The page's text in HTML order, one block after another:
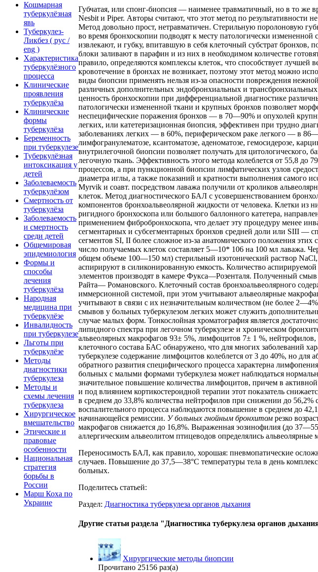
Кошмарная
туберкулёзная
явь
Туберкулез-
Ликбез ( рус /
eng )
Характеристика
туберкулёзного
процесса
Клинические
проявления
туберкулёза
Клинические
формы
туберкулёза
Беременность
при туберкулезе
Туберкулёзная
интоксикация у
детей
Заболеваемость
туберкулёзом
Смертность от
туберкулёза
Заболеваемость
и смертность
среди детей
Общемировая
эпидемиология
Формы и
способы
лечения
туберкулёза
Народная
медицина при
туберкулёзе
Инвалидность
при туберкулезе
Льготы при
туберкулёзе
Методы
диагностики
туберкулеза
Методы и
схемы лечения
туберкулеза
Хирургическое
вмешательство
Этические и
правовые
особенности
Национальная
стратегия
борьбы в
России
Марш Коха по
Украине
Губчатая, или спонг-биопсия — наименее травматичный, но в то же
Nesbit и Piper. Авторы считают, что этот метод по
Метод довольно прост, нетравматичен. Стерильную поролоновую
во время бронхоскопии подводят к месту патологически
извлекают, и губку, впитавшую в себя клеточный субстрат бронхов,
блоки заливают в парафин и из них в необходимом количестве
правило, определяются комплексы клеток, что способствует
кровотечение в бронхах не возникает, поэтому этот метод можно
виды биопсии применять нельзя из-за опасности повреждения
различных дополнительных эндобронхиальных и
ценность бронхоскопии при дифференциальной диагностике
патологически измененной ткани и крупных бронхов позволяет
неспецифические поражения бронхов — в 70—90% и опухолей
легких, или катетеризационная биопсия, эффективен при трудно
заболеваниях легких — в 60%, периферическом раке легкого — в
лимфогранулематозе, ксантоматозе, аденоматозе, гемосидерозе,
внутрилегочной биопсии позволяет получать для цитологического,
легочную ткань. Эффективность этого метода колеблется от 55,8
процессов, а при пункционной биопсии лимфатических узлов
диаметра иглы, а также показаний и кратности выполнения самого
Myrvik и соавт. посредством лаважа получили от кроликов
клеток. Метод диагностического БАЛ с усовершенствованием
компонентов бронхоальвеолярной жидкости от человека. Клетки из
ригидного бронхоскопа или большого баллонного катетера,
применением фибробронхоскопа, что делает эту процедуру менее
сегментарных и субсегментарных бронхов средней доли или SIII —
сегментов SI, II более сложное из-за анатомического положения
число получаемых клеток составляет 5—10* 106 на 100 мл лаважа.
общем объеме 100—150 мл) стерильный изотонический раствор
аспирируют в силиконированную емкость. Количество
элементов производят в камере Фукса—Розенталя. Полученный
Райта— Романовского. Клеточный состав бронхоальвеолярного
иммерсионной системой, при этом учитывают альвеолярные
учитывают в связи с их незначительным количеством (не более
смывов у больных туберкулезом легких может служить
случае малых форм. Тонкослойная хроматография является
липидного спектра при легочном туберкулезе и хроническом
альвеолярных макрофагов 93± 5%, лимфоцитов 7± 1 %,
клеточного состава БАС обнаружено, что для многих заболеваний
туберкулезе содержание лимфоцитов колеблется от 3 до 40%, но
обратного развития специфического процесса характерна
больных с малыми формами туберкулеза может наблюдаться
значительное повышение количества лимфоцитов, причем в
и под влиянием кортикостероидной терапии этот показатель
в среднем до 33,8% количества нейтрофилов при снижении до
воспалительного процесса наблюдаются повышение в среднем до
начинающейся ремиссии. У больных гнойным бронхитом резко
макрофагов снижается до 16,8%. Выраженная эозинофилия (до
аллергическим альвеолитом птицеводов определялись
Переносимость БАЛ, как правило, хорошая: пневмопатические
случаев. Повышение до 37,5—38°С температуры тела в день
больных.
Поделитесь статьей:
Раздел: Диагностика туберкулеза органов дыхания
Другие статьи раздела "Диагностика туберкулеза органов
Хирургические методы биопсии
Прочитано 25156 раз(а)